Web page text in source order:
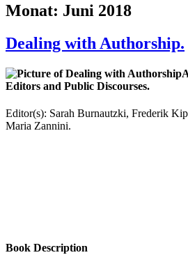
Monat: Juni 2018
Dealing with Authorship.
Editors and Public Discourses.
Editor(s): Sarah Burnautzki, Frederik
Maria Zannini.
Book Description